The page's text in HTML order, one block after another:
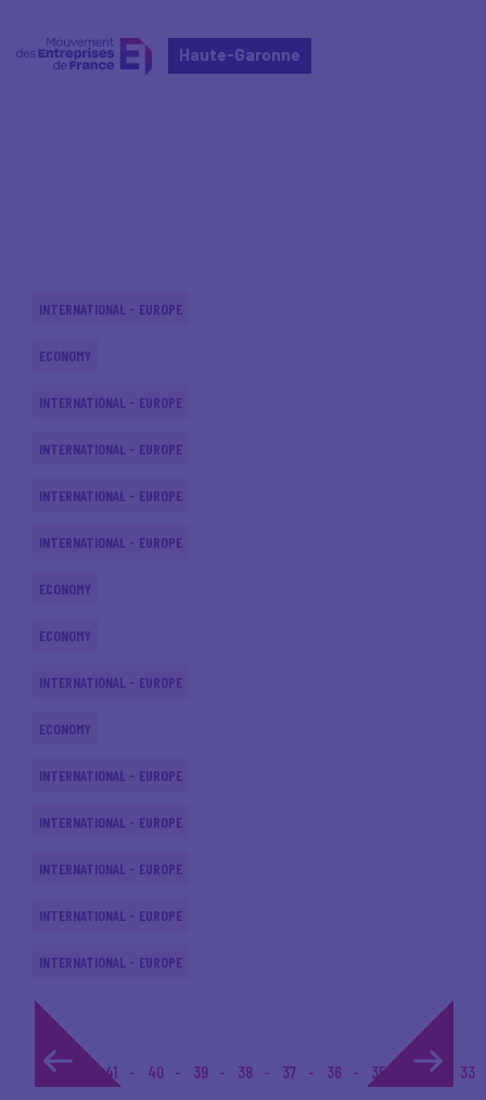
Haute-Garonne
INTERNATIONAL - EUROPE
ECONOMY
INTERNATIONAL - EUROPE
INTERNATIONAL - EUROPE
INTERNATIONAL - EUROPE
INTERNATIONAL - EUROPE
ECONOMY
ECONOMY
INTERNATIONAL - EUROPE
ECONOMY
INTERNATIONAL - EUROPE
INTERNATIONAL - EUROPE
INTERNATIONAL - EUROPE
INTERNATIONAL - EUROPE
INTERNATIONAL - EUROPE
1... 41 40 39 38 37 36 35 34 33